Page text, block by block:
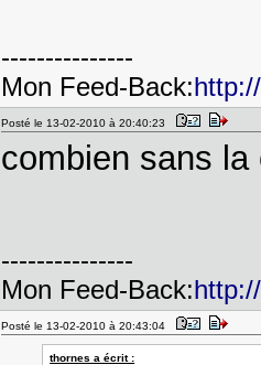
---------------
Mon Feed-Back:
Posté le 13-02-2010 à 20:40:23
combien sans
---------------
Mon Feed-Back:
Posté le 13-02-2010 à 20:43:04
thornes a écrit :